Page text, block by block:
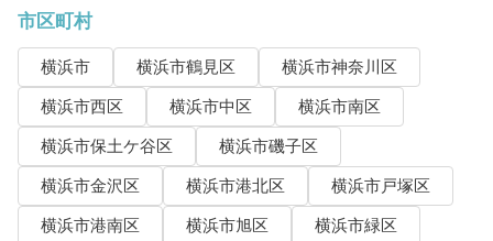
市区町村
横浜市 横浜市鶴見区
横浜市神奈川区
横浜市西区
横浜市中区
横浜市南区
横浜市保土ケ谷区
横浜市磯子区
横浜市金沢区
横浜市港北区
横浜市戸塚区
横浜市港南区
横浜市旭区
横浜市緑区